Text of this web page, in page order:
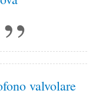
valvolare